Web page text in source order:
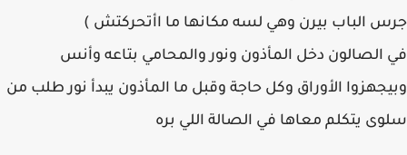
جرس الباب بيرن وهي لسه مكانها ما اأتحركتش )
في الصالون دخل المأذون ونور والمحامي بتاعه وأنس
وبيجهزوا الأوراق وكل حاجة وقبل ما المأذون يبدأ نور طلب من
سلوى يتكلم معاها في الصالة اللي بره